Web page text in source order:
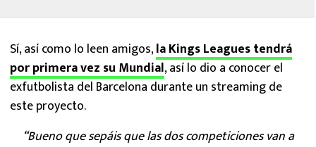
Sí, así como lo leen amigos,la Kings Leagues tendrá
por primera vez su Mundial, así lo dio a conocer el
exfutbolista del Barcelona durante un streaming de
este proyecto.
“Bueno que sepáis que las dos competiciones van a